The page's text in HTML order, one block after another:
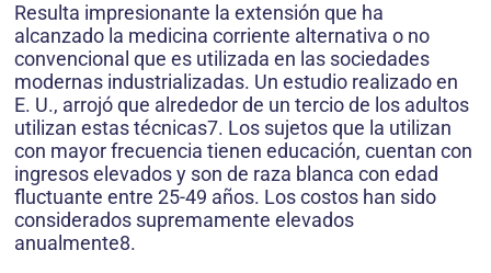
Resulta impresionante la extensión que ha
alcanzado la medicina corriente alternativa o no
convencional que es utilizada en las sociedades
modernas industrializadas. Un estudio realizado en
E. U., arrojó que alrededor de un tercio de los adultos
utilizan estas técnicas7. Los sujetos que la utilizan
con mayor frecuencia tienen educación, cuentan con
ingresos elevados y son de raza blanca con edad
fluctuante entre 25-49 años. Los costos han sido
considerados supremamente elevados
anualmente8.